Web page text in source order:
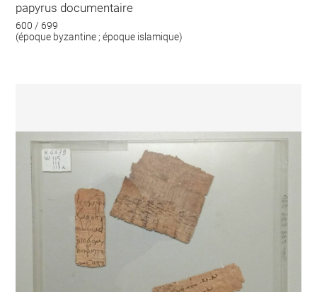
papyrus documentaire
600 / 699
(époque byzantine ; époque islamique)